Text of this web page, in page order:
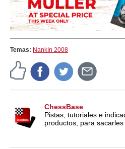
Temas: Nankín 2008
ChessBase
Pistas, tutoriales e
productos, para